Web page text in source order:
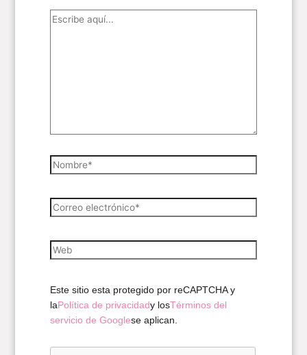
Escribe
Nombre*
Correo
electrónico*
Web
Este sitio esta protegido por reCAPTCHA y
laPolítica de privacidady losTérminos del
servicio de Googlese aplican.